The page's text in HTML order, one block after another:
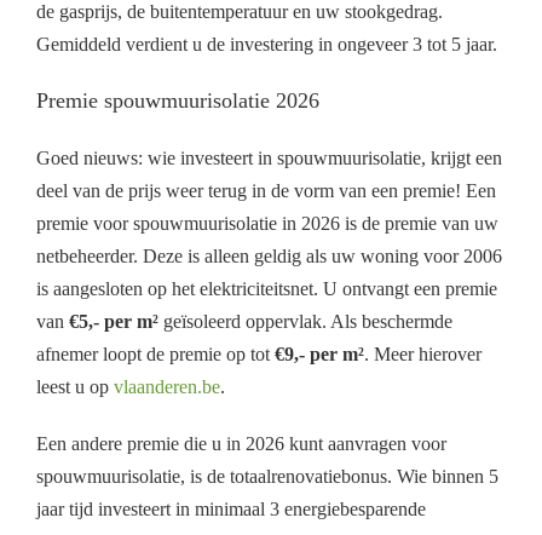
de gasprijs, de buitentemperatuur en uw stookgedrag.
Gemiddeld verdient u de investering in ongeveer 3 tot 5 jaar.
Premie spouwmuurisolatie 2026
Goed nieuws: wie investeert in spouwmuurisolatie, krijgt een
deel van de prijs weer terug in de vorm van een premie! Een
premie voor spouwmuurisolatie in 2026 is de premie van uw
netbeheerder. Deze is alleen geldig als uw woning voor 2006
is aangesloten op het elektriciteitsnet. U ontvangt een premie
van €5,- per m² geïsoleerd oppervlak. Als beschermde
afnemer loopt de premie op tot €9,- per m². Meer hierover
leest u op vlaanderen.be.
Een andere premie die u in 2026 kunt aanvragen voor
spouwmuurisolatie, is de totaalrenovatiebonus. Wie binnen 5
jaar tijd investeert in minimaal 3 energiebesparende